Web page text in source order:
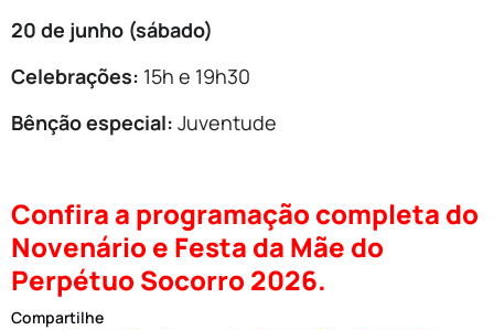
20 de junho (sábado)
Celebrações: 15h e 19h30
Bênção especial: Juventude
Confira a programação completa do
Novenário e Festa da Mãe do
Perpétuo Socorro 2026.
Compartilhe